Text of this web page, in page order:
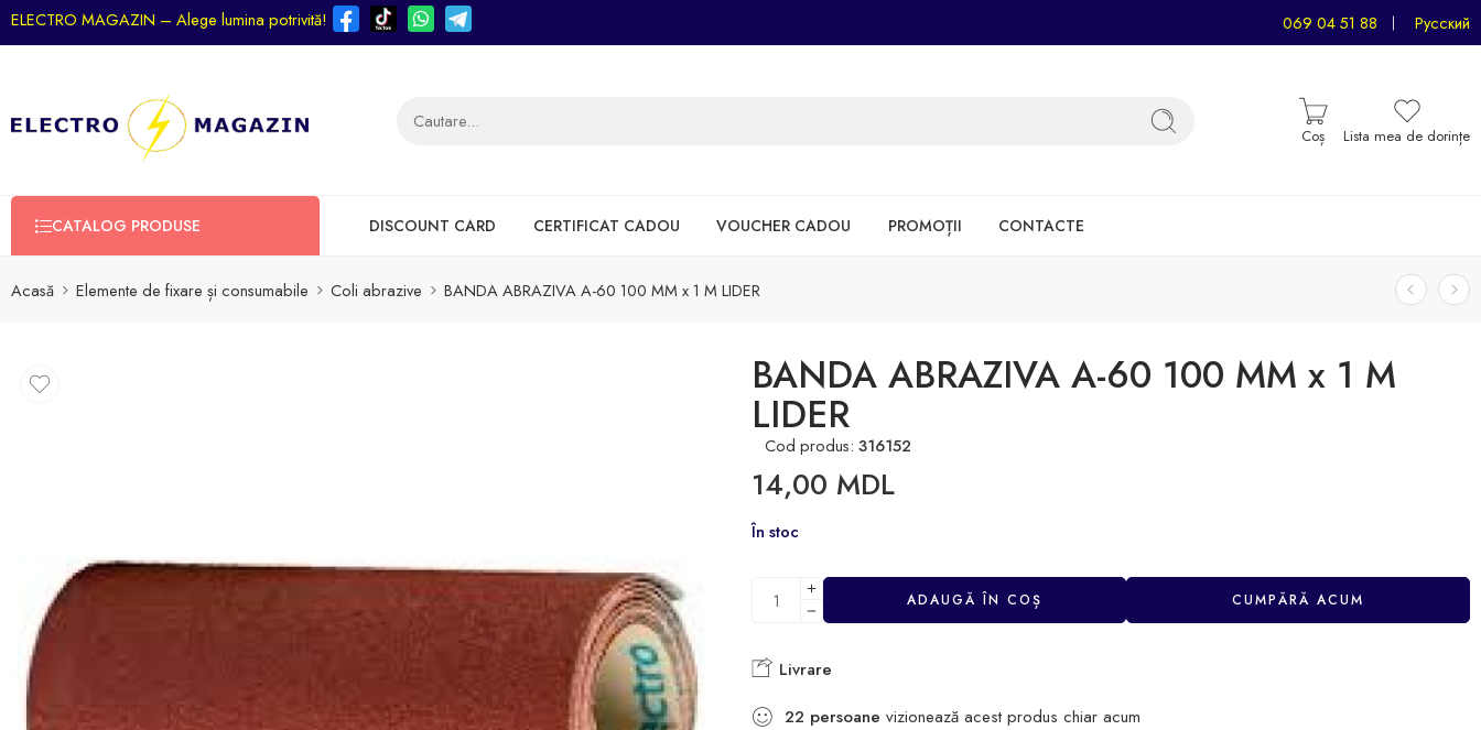
ELECTRO MAGAZIN – Alege lumina potrivită! 069 04 51 88 Русский
Coș Lista mea de dorințe
CATALOG PRODUSE DISCOUNT CARD CERTIFICAT CADOU VOUCHER CADOU PROMOȚII CONTACTE
Acasă Elemente de fixare și consumabile Coli abrazive BANDA ABRAZIVA A-60 100 MM x 1 M LIDER
BANDA ABRAZIVA A-60 100 MM x 1 M
LIDER
Cod produs: 316152
14,00 MDL
În stoc
ADAUGĂ ÎN COȘ CUMPĂRĂ ACUM
Livrare
22 persoane vizionează acest produs chiar acum